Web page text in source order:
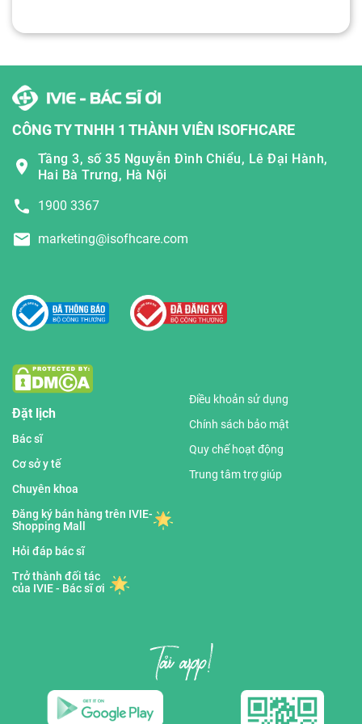
CÔNG TY TNHH 1 THÀNH VIÊN ISOFHCARE
Tầng 3, số 35 Nguyễn Đình Chiểu, Lê Đại Hành,
Hai Bà Trưng, Hà Nội
1900 3367
marketing@isofhcare.com
Đặt lịch
Bác sĩ
Cơ sở y tế
Chuyên khoa
Đăng ký bán hàng trên IVIE-
Shopping Mall
Hỏi đáp bác sĩ
Trở thành đối tác
của IVIE - Bác sĩ ơi
Điều khoản sử dụng
Chính sách bảo mật
Quy chế hoạt động
Trung tâm trợ giúp